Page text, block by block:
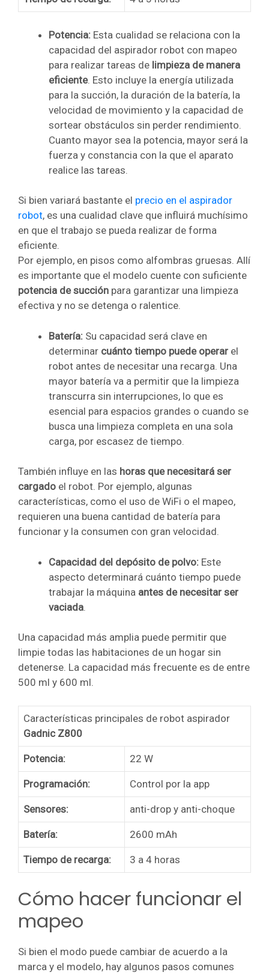
Potencia: Esta cualidad se relaciona con la
capacidad del aspirador robot con mapeo
para realizar tareas de limpieza de manera
eficiente. Esto incluye la energía utilizada
para la succión, la duración de la batería, la
velocidad de movimiento y la capacidad de
sortear obstáculos sin perder rendimiento.
Cuanto mayor sea la potencia, mayor será la
fuerza y constancia con la que el aparato
realice las tareas.
Si bien variará bastante el precio en el aspirador
robot, es una cualidad clave que influirá muchísimo
en que el trabajo se pueda realizar de forma
eficiente.
Por ejemplo, en pisos como alfombras gruesas. Allí
es importante que el modelo cuente con suficiente
potencia de succión para garantizar una limpieza
efectiva y no se detenga o ralentice.
Batería: Su capacidad será clave en
determinar cuánto tiempo puede operar el
robot antes de necesitar una recarga. Una
mayor batería va a permitir que la limpieza
transcurra sin interrupciones, lo que es
esencial para espacios grandes o cuando se
busca una limpieza completa en una sola
carga, por escasez de tiempo.
También influye en las horas que necesitará ser
cargado el robot. Por ejemplo, algunas
características, como el uso de WiFi o el mapeo,
requieren una buena cantidad de batería para
funcionar y la consumen con gran velocidad.
Capacidad del depósito de polvo: Este
aspecto determinará cuánto tiempo puede
trabajar la máquina antes de necesitar ser
vaciada.
Una capacidad más amplia puede permitir que
limpie todas las habitaciones de un hogar sin
detenerse. La capacidad más frecuente es de entre
500 ml y 600 ml.
Características principales de robot aspirador
Gadnic Z800
Potencia: 22 W
Programación: Control por la app
Sensores: anti-drop y anti-choque
Batería: 2600 mAh
Tiempo de recarga: 3 a 4 horas
Cómo hacer funcionar el
mapeo
Si bien el modo puede cambiar de acuerdo a la
marca y el modelo, hay algunos pasos comunes